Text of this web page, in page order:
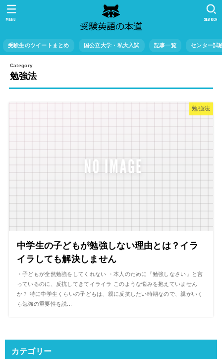
受験生のツイートまとめ 国公立大学・私大入試 記事一覧 センター試
SEARCH
MENU
勉強法
勉強法
中学生の子どもが勉強しない理由とは？イラ
イラしても解決しません
・子どもが全然勉強をしてくれない ・本人のために『勉強しなさい』と言
っているのに、反抗してきてイライラ このような悩みを抱えていません
か？ 特に中学生くらいの子どもは、親に反抗したい時期なので、親がいく
ら勉強の重要性を説...
カテゴリー